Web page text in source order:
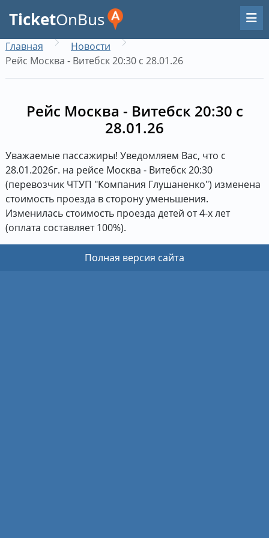
TicketOnBus
Главная
Новости
Рейс Москва - Витебск 20:30 с 28.01.26
Рейс Москва - Витебск 20:30 с
28.01.26
Уважаемые пассажиры! Уведомляем Вас, что с
28.01.2026г. на рейсе Москва - Витебск 20:30
(перевозчик ЧТУП "Компания Глушаненко") изменена
стоимость проезда в сторону уменьшения.
Изменилась стоимость проезда детей от 4-х лет
(оплата составляет 100%).
Полная версия сайта